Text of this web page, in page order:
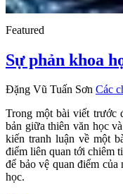
Featured
Sự phản khoa
Đặng Vũ Tuấn Sơn Các
Trong một bài viết trước
bản giữa thiên văn học
kiến tranh luận về một
điểm liên quan tới chiêm
để bảo vệ quan điểm
học.